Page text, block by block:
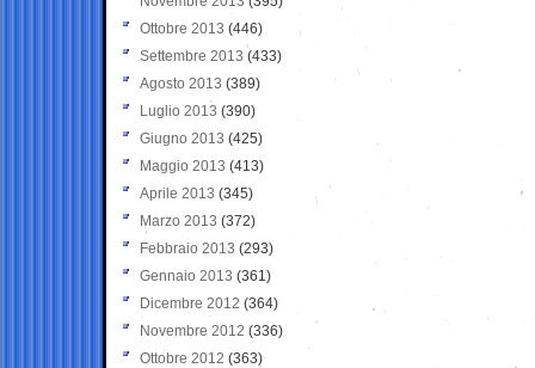
Ottobre 2013 (446)
Settembre 2013 (433)
Agosto 2013 (389)
Luglio 2013 (390)
Giugno 2013 (425)
Maggio 2013 (413)
Aprile 2013 (345)
Marzo 2013 (372)
Febbraio 2013 (293)
Gennaio 2013 (361)
Dicembre 2012 (364)
Novembre 2012 (336)
Ottobre 2012 (363)